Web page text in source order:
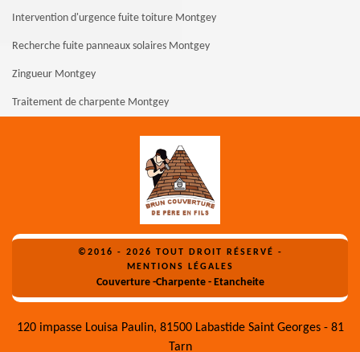
Intervention d'urgence fuite toiture Montgey
Recherche fuite panneaux solaires Montgey
Zingueur Montgey
Traitement de charpente Montgey
©2016 - 2026 TOUT DROIT RÉSERVÉ -
MENTIONS LÉGALES
Couverture -Charpente - Etancheite
120 impasse Louisa Paulin, 81500 Labastide Saint Georges - 81
Tarn